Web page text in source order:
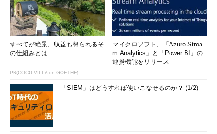
すべてが絶景、収益も得られるそ
の仕組みとは
PR(COCO VILLA on GOETHE)
マイクロソフト、「Azure Strea
m Analytics」と「Power BI」の
連携機能をリリース
「SIEM」はどうすれば使いこなせるのか？ (1/2)